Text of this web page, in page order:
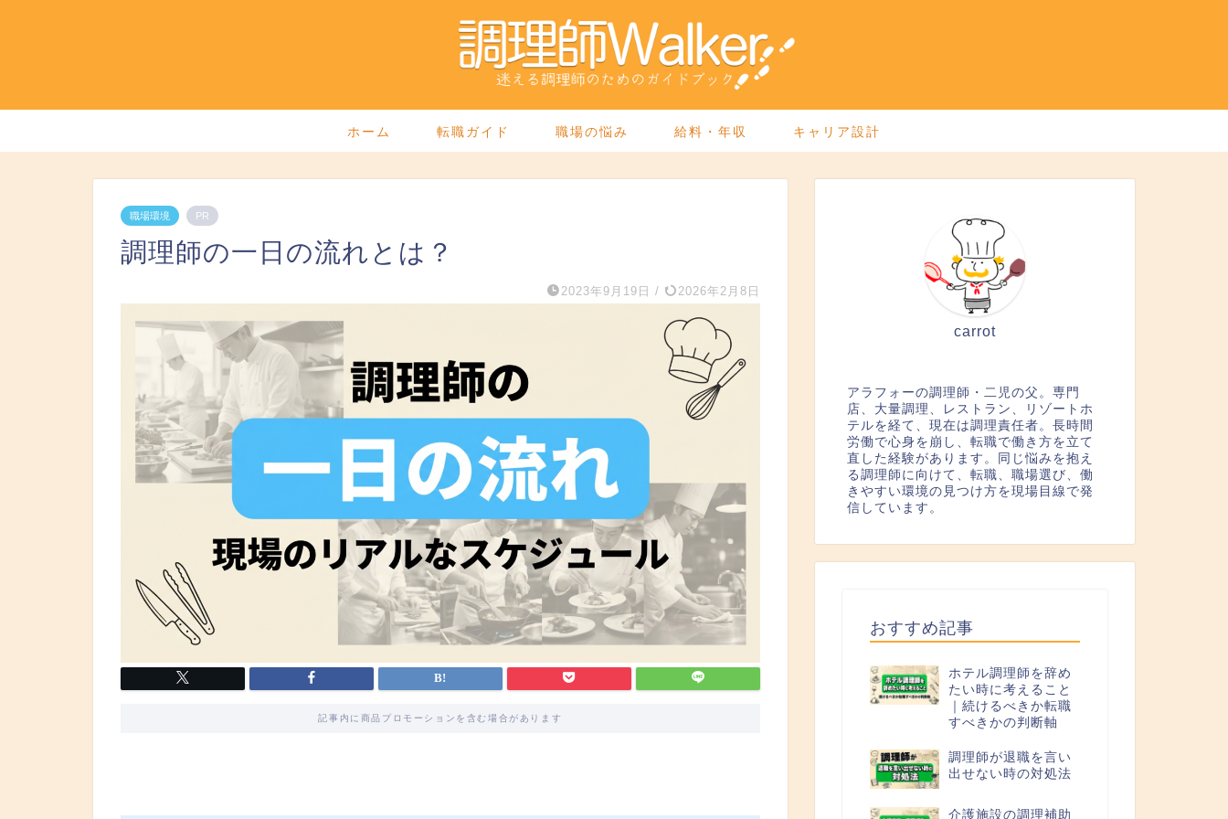
ホーム 転職ガイド 職場の悩み 給料・年収 キャリア設計
職場環境 PR
調理師の一日の流れとは？
2023年9月19日 / 2026年2月8日
記事内に商品プロモーションを含む場合があります
carrot
アラフォーの調理師・二児の父。専門
店、大量調理、レストラン、リゾートホ
テルを経て、現在は調理責任者。長時間
労働で心身を崩し、転職で働き方を立て
直した経験があります。同じ悩みを抱え
る調理師に向けて、転職、職場選び、働
きやすい環境の見つけ方を現場目線で発
信しています。
おすすめ記事
ホテル調理師を辞め
たい時に考えること
｜続けるべきか転職
すべきかの判断軸
調理師が退職を言い
出せない時の対処法
介護施設の調理補助